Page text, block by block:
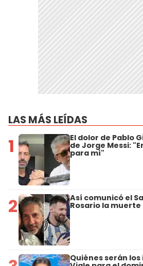
LAS MÁS LEÍDAS
1 El dolor de Pablo
de Jorge Messi:
para mí"
2 Así comunicó el
Rosario la muerte
Quiénes serán